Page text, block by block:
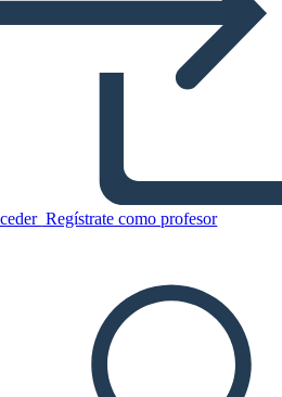
Regístrate como profesor
מפת
este guión gráfico